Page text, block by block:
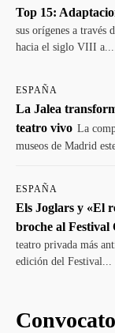
Top 15:
sus orígenes a través
hacia el siglo VIII a....
ESPAÑA
La Jalea
teatro vivo La
museos de Madrid
ESPAÑA
Els Joglars y «El
broche al Festival
teatro privada más
edición del Festival...